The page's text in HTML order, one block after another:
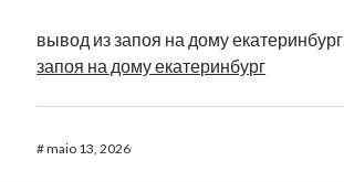
вывод из запоя на дому екатеринбург
запоя на дому екатеринбург
#maio 13, 2026